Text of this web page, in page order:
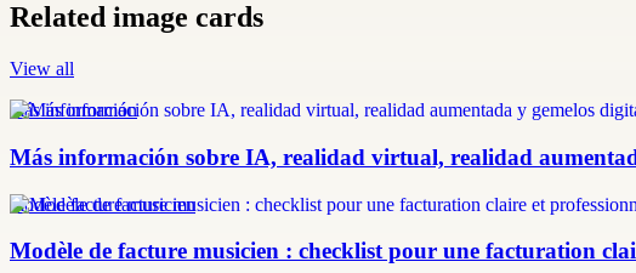
Related image cards
View all
más información
Más información sobre IA, realidad virtual, realidad
modèle facture musicien
Modèle de facture musicien : checklist pour une facturation